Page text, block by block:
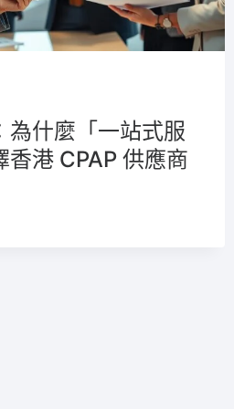
為什麼「一站式服
香港 CPAP 供應商